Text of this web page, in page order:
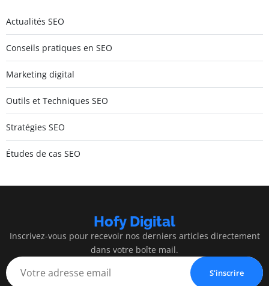
Actualités SEO
Conseils pratiques en SEO
Marketing digital
Outils et Techniques SEO
Stratégies SEO
Études de cas SEO
Hofy Digital
Inscrivez-vous pour recevoir nos derniers articles directement
dans votre boîte mail.
S'inscrire